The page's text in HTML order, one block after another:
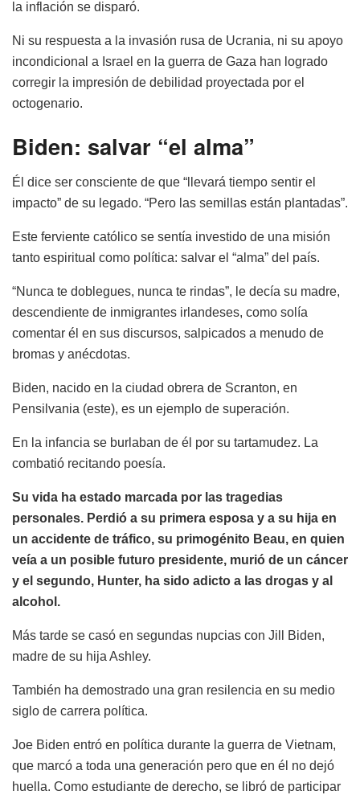
la inflación se disparó.
Ni su respuesta a la invasión rusa de Ucrania, ni su apoyo
incondicional a Israel en la guerra de Gaza han logrado
corregir la impresión de debilidad proyectada por el
octogenario.
Biden: salvar “el alma”
Él dice ser consciente de que “llevará tiempo sentir el
impacto” de su legado. “Pero las semillas están plantadas”.
Este ferviente católico se sentía investido de una misión
tanto espiritual como política: salvar el “alma” del país.
“Nunca te doblegues, nunca te rindas”, le decía su madre,
descendiente de inmigrantes irlandeses, como solía
comentar él en sus discursos, salpicados a menudo de
bromas y anécdotas.
Biden, nacido en la ciudad obrera de Scranton, en
Pensilvania (este), es un ejemplo de superación.
En la infancia se burlaban de él por su tartamudez. La
combatió recitando poesía.
Su vida ha estado marcada por las tragedias
personales. Perdió a su primera esposa y a su hija en
un accidente de tráfico, su primogénito Beau, en quien
veía a un posible futuro presidente, murió de un cáncer
y el segundo, Hunter, ha sido adicto a las drogas y al
alcohol.
Más tarde se casó en segundas nupcias con Jill Biden,
madre de su hija Ashley.
También ha demostrado una gran resilencia en su medio
siglo de carrera política.
Joe Biden entró en política durante la guerra de Vietnam,
que marcó a toda una generación pero que en él no dejó
huella. Como estudiante de derecho, se libró de participar